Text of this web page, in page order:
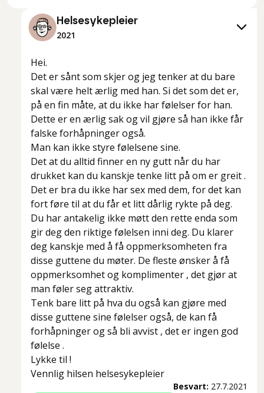
Helsesykepleier
2021
Hei.
Det er sånt som skjer og jeg tenker at du bare
skal være helt ærlig med han. Si det som det er,
på en fin måte, at du ikke har følelser for han.
Dette er en ærlig sak og vil gjøre så han ikke får
falske forhåpninger også.
Man kan ikke styre følelsene sine.
Det at du alltid finner en ny gutt når du har
drukket kan du kanskje tenke litt på om er greit .
Det er bra du ikke har sex med dem, for det kan
fort føre til at du får et litt dårlig rykte på deg.
Du har antakelig ikke møtt den rette enda som
gir deg den riktige følelsen inni deg. Du klarer
deg kanskje med å få oppmerksomheten fra
disse guttene du møter. De fleste ønsker å få
oppmerksomhet og komplimenter , det gjør at
man føler seg attraktiv.
Tenk bare litt på hva du også kan gjøre med
disse guttene sine følelser også, de kan få
forhåpninger og så bli avvist , det er ingen god
følelse .
Lykke til !
Vennlig hilsen helsesykepleier
Besvart: 27.7.2021